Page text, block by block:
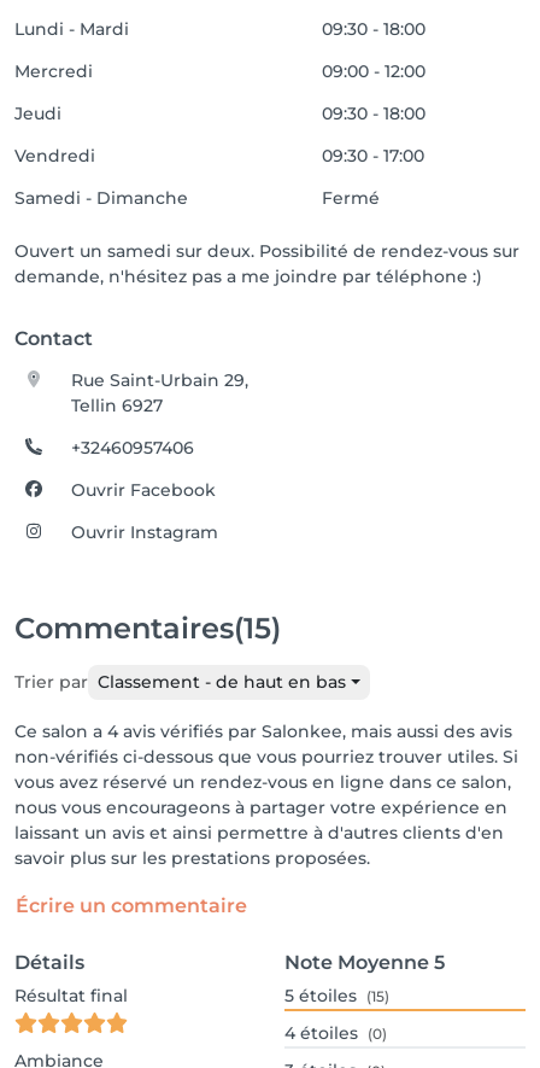
Lundi - Mardi
09:30 - 18:00
Mercredi
09:00 - 12:00
Jeudi
09:30 - 18:00
Vendredi
09:30 - 17:00
Samedi - Dimanche
Fermé
Ouvert un samedi sur deux. Possibilité de rendez-vous sur
demande, n'hésitez pas a me joindre par téléphone :)
Contact
Rue Saint-Urbain 29,
Tellin 6927
+32460957406
Ouvrir Facebook
Ouvrir Instagram
Commentaires(15)
Trier par Classement - de haut en bas
Ce salon a 4 avis vérifiés par Salonkee, mais aussi des avis
non-vérifiés ci-dessous que vous pourriez trouver utiles. Si
vous avez réservé un rendez-vous en ligne dans ce salon,
nous vous encourageons à partager votre expérience en
laissant un avis et ainsi permettre à d'autres clients d'en
savoir plus sur les prestations proposées.
Écrire un commentaire
Détails
Résultat final
Ambiance
Note Moyenne 5
5 étoiles (15)
4 étoiles (0)